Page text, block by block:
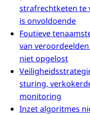
strafrechtketen te
is onvoldoende
Foutieve
van
niet opgelost
sturing,
monitoring
Inzet algoritmes